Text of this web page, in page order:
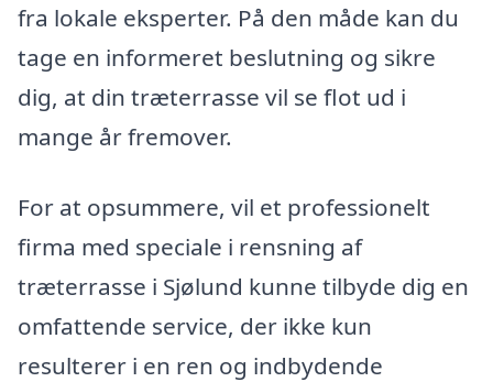
fra lokale eksperter. På den måde kan du
tage en informeret beslutning og sikre
dig, at din træterrasse vil se flot ud i
mange år fremover.
For at opsummere, vil et professionelt
firma med speciale i rensning af
træterrasse i Sjølund kunne tilbyde dig en
omfattende service, der ikke kun
resulterer i en ren og indbydende